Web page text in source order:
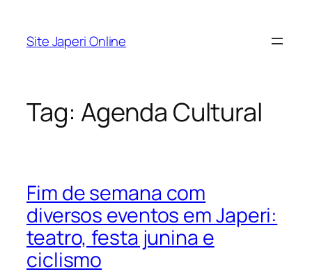
Site Japeri Online
Tag: Agenda Cultural
Fim de semana com
diversos eventos em Japeri:
teatro, festa junina e
ciclismo